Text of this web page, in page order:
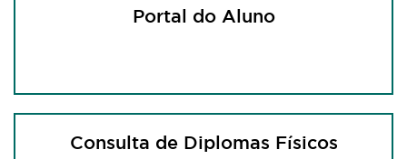
Portal do Aluno
Consulta de Diplomas Físicos